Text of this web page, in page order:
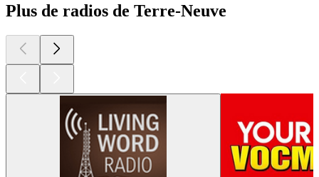
Plus de radios de Terre-Neuve